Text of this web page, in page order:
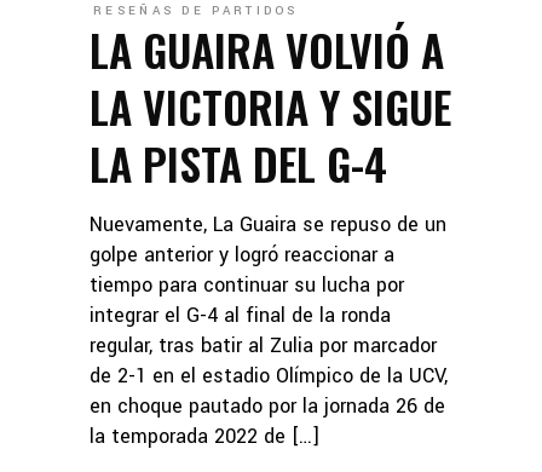
RESEÑAS DE PARTIDOS
LA GUAIRA VOLVIÓ A
LA VICTORIA Y SIGUE
LA PISTA DEL G-4
Nuevamente, La Guaira se repuso de un
golpe anterior y logró reaccionar a
tiempo para continuar su lucha por
integrar el G-4 al final de la ronda
regular, tras batir al Zulia por marcador
de 2-1 en el estadio Olímpico de la UCV,
en choque pautado por la jornada 26 de
la temporada 2022 de […]